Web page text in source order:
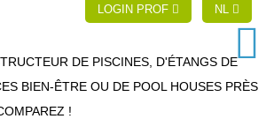
LOGIN PROF NL
DE PISCINES, D'ÉTANGS DE
BIEN-ÊTRE OU DE POOL HOUSES PRÈS
!